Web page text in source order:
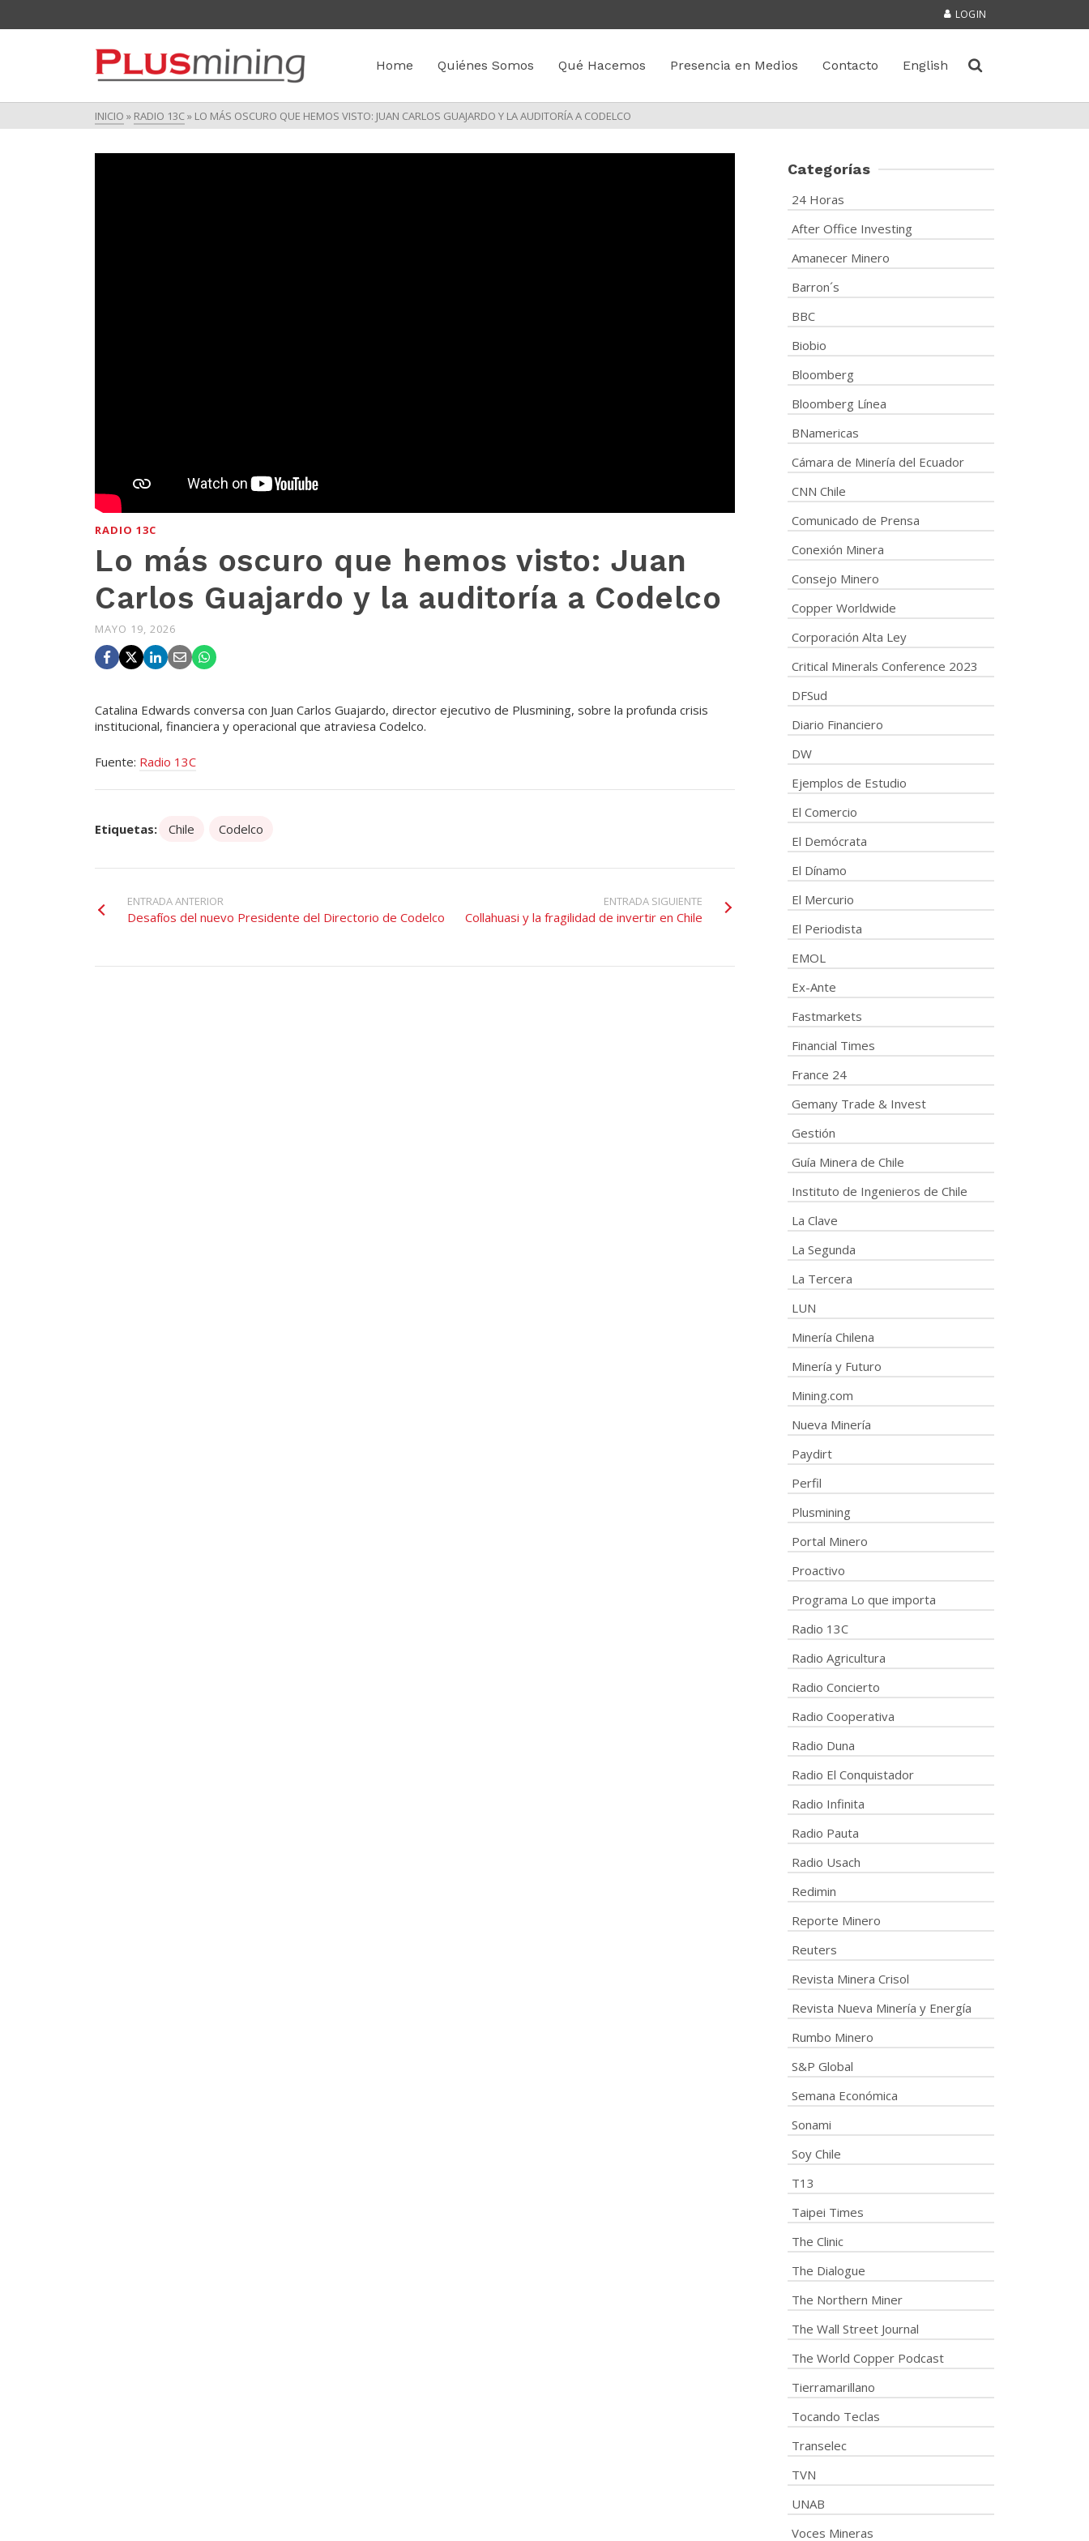
LOGIN
Home Quiénes Somos Qué Hacemos Presencia en Medios Contacto English
INICIO » RADIO 13C» LO MÁS OSCURO QUE HEMOS VISTO: JUAN CARLOS GUAJARDO Y LA AUDITORÍA A CODELCO
RADIO 13C
Lo más oscuro que hemos visto: Juan
Carlos Guajardo y la auditoría a Codelco
MAYO 19, 2026
Catalina Edwards conversa con Juan Carlos Guajardo, director ejecutivo de Plusmining, sobre la profunda crisis
institucional, financiera y operacional que atraviesa Codelco.
Fuente: Radio 13C
Etiquetas: Chile Codelco
ENTRADA ANTERIOR
Desafíos del nuevo Presidente del Directorio de Codelco
ENTRADA SIGUIENTE
Collahuasi y la fragilidad de invertir en Chile
Categorías
24 Horas
After Office Investing
Amanecer Minero
Barron´s
BBC
Biobio
Bloomberg
Bloomberg Línea
BNamericas
Cámara de Minería del Ecuador
CNN Chile
Comunicado de Prensa
Conexión Minera
Consejo Minero
Copper Worldwide
Corporación Alta Ley
Critical Minerals Conference 2023
DFSud
Diario Financiero
DW
Ejemplos de Estudio
El Comercio
El Demócrata
El Dínamo
El Mercurio
El Periodista
EMOL
Ex-Ante
Fastmarkets
Financial Times
France 24
Gemany Trade & Invest
Gestión
Guía Minera de Chile
Instituto de Ingenieros de Chile
La Clave
La Segunda
La Tercera
LUN
Minería Chilena
Minería y Futuro
Mining.com
Nueva Minería
Paydirt
Perfil
Plusmining
Portal Minero
Proactivo
Programa Lo que importa
Radio 13C
Radio Agricultura
Radio Concierto
Radio Cooperativa
Radio Duna
Radio El Conquistador
Radio Infinita
Radio Pauta
Radio Usach
Redimin
Reporte Minero
Reuters
Revista Minera Crisol
Revista Nueva Minería y Energía
Rumbo Minero
S&P Global
Semana Económica
Sonami
Soy Chile
T13
Taipei Times
The Clinic
The Dialogue
The Northern Miner
The Wall Street Journal
The World Copper Podcast
Tierramarillano
Tocando Teclas
Transelec
TVN
UNAB
Voces Mineras